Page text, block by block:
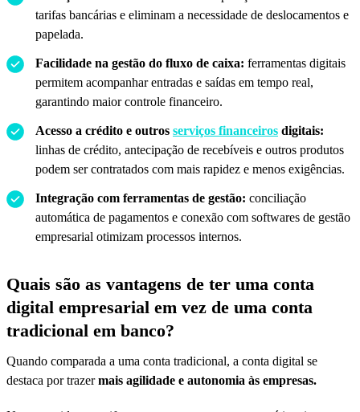
tarifas bancárias e eliminam a necessidade de deslocamentos e
papelada.
Facilidade na gestão do fluxo de caixa: ferramentas digitais
permitem acompanhar entradas e saídas em tempo real,
garantindo maior controle financeiro.
Acesso a crédito e outros serviços financeiros digitais:
linhas de crédito, antecipação de recebíveis e outros produtos
podem ser contratados com mais rapidez e menos exigências.
Integração com ferramentas de gestão: conciliação
automática de pagamentos e conexão com softwares de gestão
empresarial otimizam processos internos.
Quais são as vantagens de ter uma conta
digital empresarial em vez de uma conta
tradicional em banco?
Quando comparada a uma conta tradicional, a conta digital se
destaca por trazermais agilidade e autonomia às empresas.